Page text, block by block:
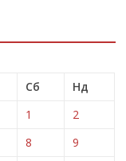
Сб
Нд
1
2
8
9